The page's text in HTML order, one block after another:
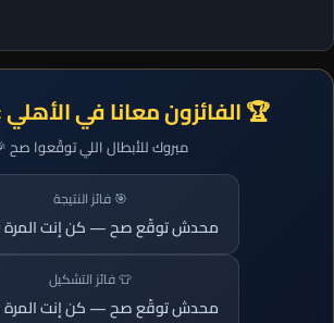
🏆 الفائزون معانا في
مبروك للأبطال اللي توقّعوا صح
🎯 فائز النتيجة
محدش توقّع صح — كن إنت المرة
👕 فائز التشكيل
محدش توقّع صح — كن إنت المرة